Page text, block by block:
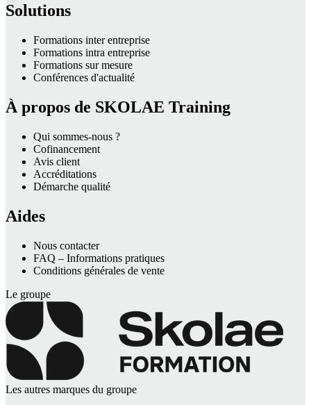
Solutions
Formations inter entreprise
Formations intra entreprise
Formations sur mesure
Conférences d'actualité
À propos de SKOLAE Training
Qui sommes-nous ?
Cofinancement
Avis client
Accréditations
Démarche qualité
Aides
Nous contacter
FAQ – Informations pratiques
Conditions générales de vente
Le groupe
Les autres marques du groupe